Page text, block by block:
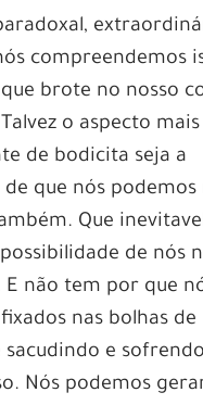
compreendemos
brote no nosso
o aspecto mais
de bodicita seja a
de que nós podemos
Que
de nós
não tem por que
nas bolhas de
sacudindo e
Nós podemos